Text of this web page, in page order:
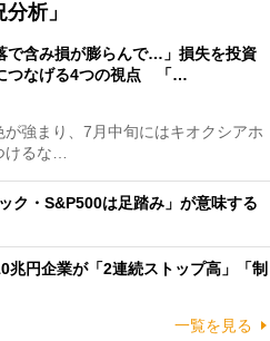
析」
で含み損が膨らんで…」損失を投資
つなげる4つの視点 「…
強まり、7月中旬にはキオクシアホ
けるな…
ク・S&P500は足踏み」が意味する
兆円企業が「2連続ストップ高」「制
一覧を見る